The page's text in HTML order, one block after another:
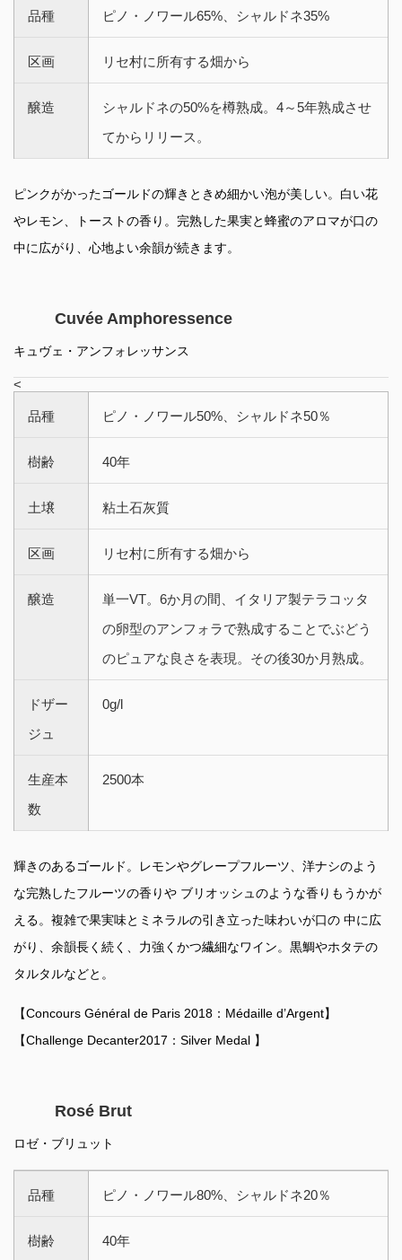
品種 ピノ・ノワール65%、シャルドネ35%
区画 リセ村に所有する畑から
醸造
シャルドネの50%を樽熟成。4～5年熟成させ
てからリリース。
ピンクがかったゴールドの輝きときめ細かい泡が美しい。白い花
やレモン、トーストの香り。完熟した果実と蜂蜜のアロマが口の
中に広がり、心地よい余韻が続きます。
Cuvée Amphoressence
キュヴェ・アンフォレッサンス
<
品種 ピノ・ノワール50%、シャルドネ50％
樹齢 40年
土壌 粘土石灰質
区画 リセ村に所有する畑から
醸造
単一VT。6か月の間、イタリア製テラコッタ
の卵型のアンフォラで熟成することでぶどう
のピュアな良さを表現。その後30か月熟成。
ドザー
ジュ
0g/l
生産本
数
2500本
輝きのあるゴールド。レモンやグレープフルーツ、洋ナシのよう
な完熟したフルーツの香りや ブリオッシュのような香りもうかが
える。複雑で果実味とミネラルの引き立った味わいが口の 中に広
がり、余韻長く続く、力強くかつ繊細なワイン。黒鯛やホタテの
タルタルなどと。
【Concours Général de Paris 2018：Médaille d’Argent】
【Challenge Decanter2017：Silver Medal 】
Rosé Brut
ロゼ・ブリュット
品種 ピノ・ノワール80%、シャルドネ20％
樹齢 40年